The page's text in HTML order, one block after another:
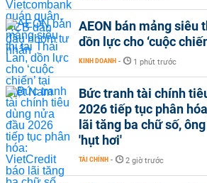
AEON bán mảng siêu
dồn lực cho ‘cuộc
KINH DOANH - 1 phút trước
Bức tranh tài chính
2026 tiếp tục phân
lãi tăng ba chữ số,
'hụt hơi'
TÀI CHÍNH - 2 giờ trước